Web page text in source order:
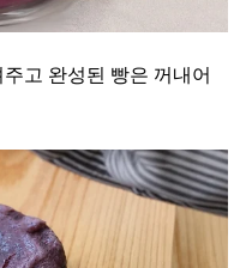
고 완성된 빵은 꺼내어